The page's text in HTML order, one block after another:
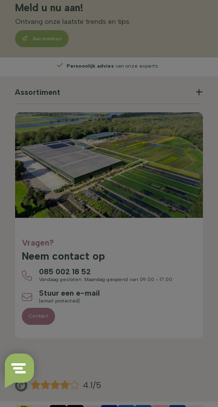
Meld u nu aan!
Ontvang onze laatste trends en tips.
Aanmelden
Persoonlijk advies van onze experts
Assortiment
Vragen?
Neem contact op
085 002 18 52
Vandaag gesloten. Maandag geopend van 09:00 - 17:00
Stuur een e-mail
[email protected]
Contact
4.1/5